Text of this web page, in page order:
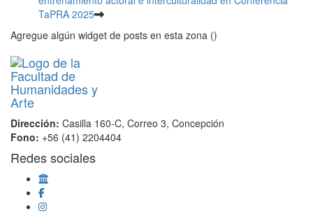
TaPRA 2025
Agregue algún widget de posts en esta zona ()
Dirección: Casilla 160-C, Correo 3, Concepción
Fono: +56 (41) 2204404
Redes sociales